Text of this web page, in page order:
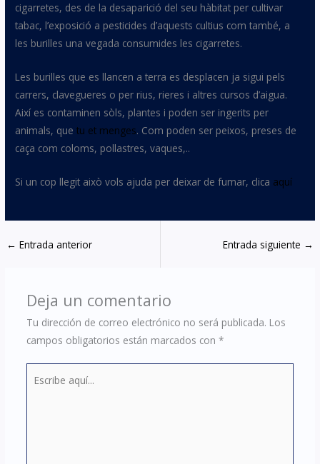
cigarretes, des de la desaparició del seu hàbitat per cultivar
tabac, l’exposició a pesticides d’aquests cultius com també, a
les burilles una vegada consumides les cigarretes.
Les burilles que es llancen a terra es desplacen ja sigui pels
carrers, clavegueres o per rius, rieres i altres cursos d’aigua.
Així es contaminen sòls, plantes i poden ser ingerits per
animals, quetu et menges. Com poden ser peixos, preses de
caça com coloms, pollastres, vaques,..
Si un cop llegit això vols ajuda per deixar de fumar, clica aquí
← Entrada anterior Entrada siguiente →
Deja un comentario
Tu dirección de correo electrónico no será publicada. Los
campos obligatorios están marcados con *